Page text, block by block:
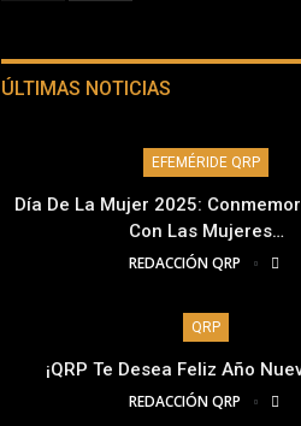
ÚLTIMAS NOTICIAS
EFEMÉRIDE QRP
Día De La Mujer 2025:
Con Las Mujeres…
REDACCIÓN QRP
QRP
¡QRP Te Desea Feliz Año
REDACCIÓN QRP